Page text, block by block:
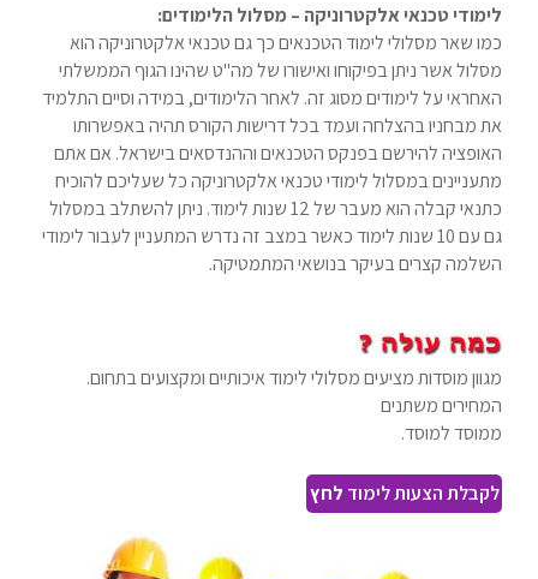
לימודי טכנאי אלקטרוניקה – מסלול הלימודים:
כמו שאר מסלולי לימוד הטכנאים כך גם טכנאי אלקטרוניקה הוא
מסלול אשר ניתן בפיקוחו ואישורו של מה"ט שהינו הגוף הממשלתי
האחראי על לימודים מסוג זה. לאחר הלימודים, במידה וסיים התלמיד
את מבחניו בהצלחה ועמד בכל דרישות הקורס תהיה באפשרותו
האופציה להירשם בפנקס הטכנאים וההנדסאים בישראל. אם אתם
מתעניינים במסלול לימודי טכנאי אלקטרוניקה כל שעליכם להוכיח
כתנאי קבלה הוא מעבר של 12 שנות לימוד. ניתן להשתלב במסלול
גם עם 10 שנות לימוד כאשר במצב זה נדרש המתעניין לעבור לימודי
השלמה קצרים בעיקר בנושאי המתמטיקה.
מגוון מוסדות מציעים מסלולי לימוד איכותיים ומקצועים בתחום.
המחירים משתנים
ממוסד למוסד.
לקבלת הצעות לימוד לחץ